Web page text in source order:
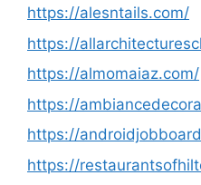
https://alesntails.com/
https://
https://almomaiaz.com/
https://
https://
https://